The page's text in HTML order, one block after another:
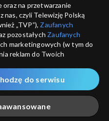
na przetwarzanie
nas, czyli Telewizję Polską
„TVP”), Zaufanych
pozostałych Zaufanych
marketingowych (w tym do
reklam do Twoich
zgody na udostępnianie
Google.
odwiedzania przez
zwanych dalej
za pomocą
do serwisu